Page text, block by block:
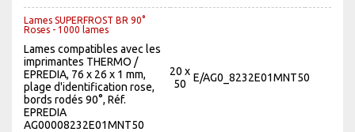
Lames SUPERFROST BR 90°
Roses - 1000 lames
Lames compatibles avec les
imprimantes THERMO /
EPREDIA, 76 x 26 x 1 mm,
plage d'identification rose,
bords rodés 90°, Réf.
EPREDIA
AG00008232E01MNT50
20 x
50
E/AG0_8232E01MNT50